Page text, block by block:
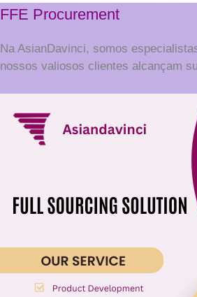
FFE Procurement
Na AsianDavinci, somos
nossos valiosos clientes alcançam